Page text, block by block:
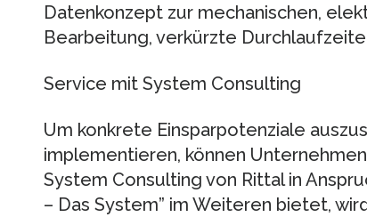
Datenkonzept zur mechanischen,
Bearbeitung, verkürzte
Service mit System Consulting
Um konkrete Einsparpotenziale
implementieren, können
System Consulting von Rittal in
– Das System” im Weiteren bietet,